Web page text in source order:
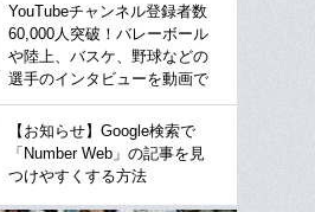
YouTubeチャンネル登録者数
60,000人突破！バレーボール
や陸上、バスケ、野球などの
選手のインタビューを動画で
【お知らせ】Google検索で
「Number Web」の記事を見
つけやすくする方法